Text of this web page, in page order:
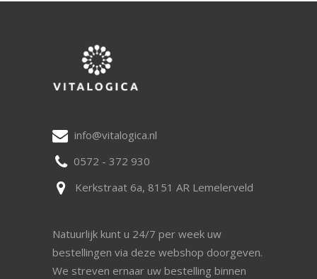
info@vitalogica.nl
0572 - 372 930
Kerkstraat 6a, 8151 AR Lemelerveld
Natuurlijk kunt u 24/7 per week uw
bestellingen via deze webshop doorgeven.
We streven ernaar uw bestelling binnen